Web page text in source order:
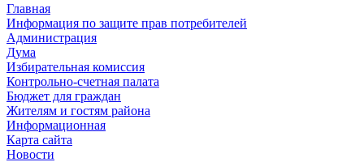
Главная
Информация по защите прав потребителей
Администрация
Дума
Избирательная комиссия
Контрольно-счетная палата
Бюджет для граждан
Жителям и гостям района
Информационная
Карта сайта
Новости